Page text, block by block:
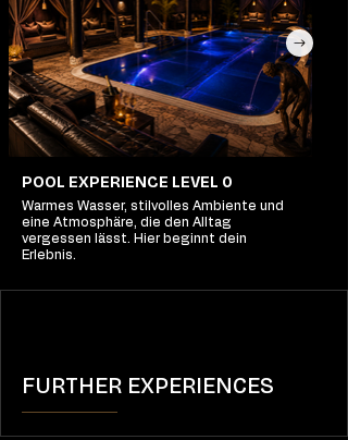
POOL EXPERIENCE LEVEL 0
Warmes Wasser, stilvolles Ambiente und
eine Atmosphäre, die den Alltag
vergessen lässt. Hier beginnt dein
Erlebnis.
FURTHER EXPERIENCES